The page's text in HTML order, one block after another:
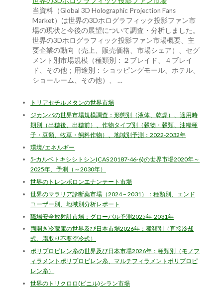
当資料（Global 3D Holographic Projection Fans
Market）は世界の3Dホログラフィック投影ファン市
場の現状と今後の展望について調査・分析しました。
世界の3Dホログラフィック投影ファン市場概要、主
要企業の動向（売上、販売価格、市場シェア）、セグ
メント別市場規模（種類別：２ブレイド、４ブレイ
ド、その他；用途別：ショッピングモール、ホテル、
ショールーム、その他）、 …
トリアセチルメタンの世界市場
ジカンバの世界市場規模調査：形態別（液体、乾燥）、適用時
期別（出穂後、出穂前）、作物タイプ別（穀物・穀類、油糧種
子・豆類、牧草・飼料作物）、地域別予測：2022-2032年
環境/エネルギー
5-カルベトキシシトシン(CAS 20187-46-6)の世界市場2020年～
2025年、予測（～2030年）
世界のトレンボロンエナンテート市場
世界のマラリア診断薬市場（2024 – 2031）：種類別、エンド
ユーザー別、地域別分析レポート
職場安全放射計市場：グローバル予測2025年-2031年
両開き冷蔵庫の世界及び日本市場2026年：種類別（直接冷却
式、霜取り不要空冷式）
ポリプロピレン糸の世界及び日本市場2026年：種類別（モノフ
ィラメントポリプロピレン糸、マルチフィラメントポリプロピ
レン糸）
世界のトリクロロ(ビニル)シラン市場